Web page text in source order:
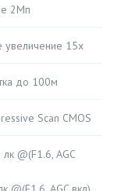
2Мп
увеличение 15х
до 100м
Scan CMOS
@(F1.6, AGC